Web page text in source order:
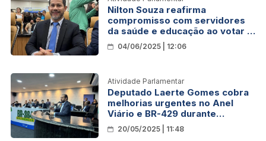
Nilton Souza reafirma
compromisso com servidores
da saúde e educação ao votar a
favor de pautas de valorização
04/06/2025 | 12:06
Atividade Parlamentar
Deputado Laerte Gomes cobra
melhorias urgentes no Anel
Viário e BR-429 durante
audiência da Comissão de
Infraestrutura em Ji-Paraná
20/05/2025 | 11:48